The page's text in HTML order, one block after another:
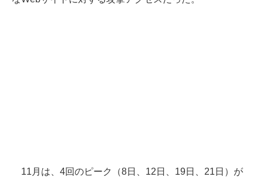
11月は、4回のピーク（8日、12日、19日、21日）が